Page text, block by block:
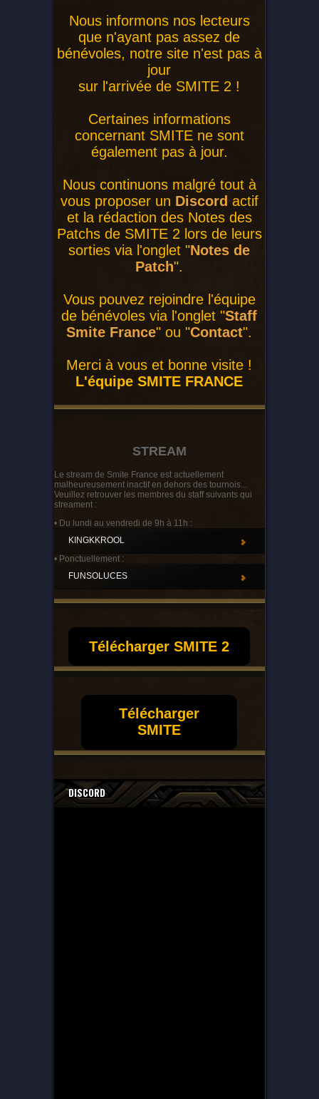
Nous informons nos lecteurs
que n'ayant pas assez de
bénévoles, notre site n'est pas à
jour
sur l'arrivée de SMITE 2 !
Certaines informations
concernant SMITE ne sont
également pas à jour.
Nous continuons malgré tout à
vous proposer un Discord actif
et la rédaction des Notes des
Patchs de SMITE 2 lors de leurs
sorties via l'onglet "Notes de
Patch".
Vous pouvez rejoindre l'équipe
de bénévoles via l'onglet "Staff
Smite France" ou "Contact".
Merci à vous et bonne visite !
L'équipe SMITE FRANCE
STREAM
Le stream de Smite France est actuellement
malheureusement inactif en dehors des tournois...
Veuillez retrouver les membres du staff suivants qui
streament :
• Du lundi au vendredi de 9h à 11h :
KINGKKROOL
• Ponctuellement :
FUNSOLUCES
Télécharger SMITE 2
Télécharger
SMITE
DISCORD